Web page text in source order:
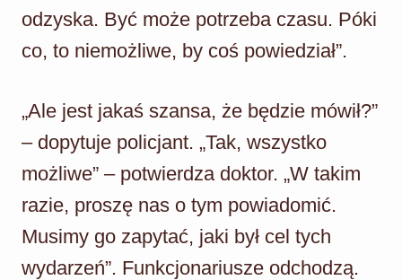
odzyska. Być może potrzeba czasu. Póki
co, to niemożliwe, by coś powiedział”.
„Ale jest jakaś szansa, że będzie mówił?”
– dopytuje policjant. „Tak, wszystko
możliwe” – potwierdza doktor. „W takim
razie, proszę nas o tym powiadomić.
Musimy go zapytać, jaki był cel tych
wydarzeń”. Funkcjonariusze odchodzą.